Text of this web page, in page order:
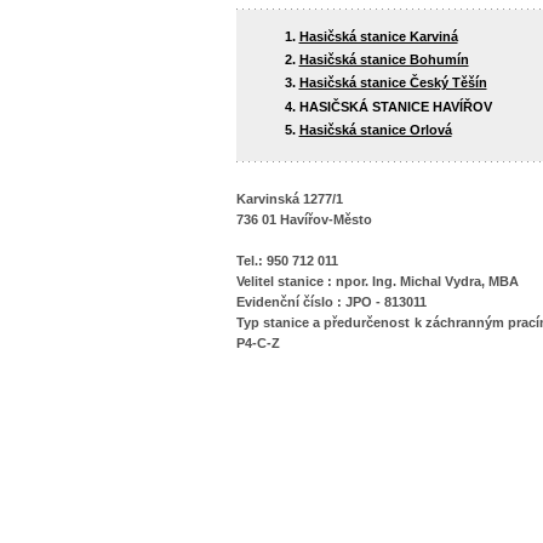
Hasičská stanice Karviná
Hasičská stanice Bohumín
Hasičská stanice Český Těšín
HASIČSKÁ STANICE HAVÍŘOV
Hasičská stanice Orlová
Karvinská 1277/1
736 01 Havířov-Město
Tel.: 950 712 011
Velitel stanice : npor. Ing. Michal Vydra, MBA
Evidenční číslo : JPO - 813011
Typ stanicea předurčenost k záchranným
P4-C-Z